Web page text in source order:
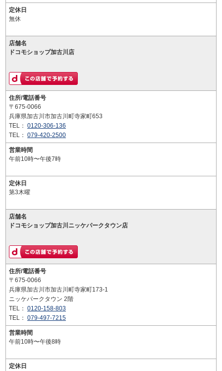
定休日
無休
店舗名
ドコモショップ加古川店
住所/電話番号
〒675-0066
兵庫県加古川市加古川町寺家町653
TEL： 0120-306-136
TEL： 079-420-2500
営業時間
午前10時〜午後7時
定休日
第3木曜
店舗名
ドコモショップ加古川ニッケパークタウン店
住所/電話番号
〒675-0066
兵庫県加古川市加古川町寺家町173-1
ニッケパークタウン 2階
TEL： 0120-158-803
TEL： 079-497-7215
営業時間
午前10時〜午後8時
定休日